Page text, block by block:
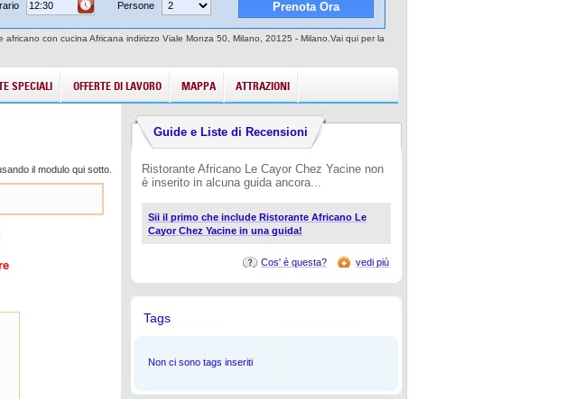
Persone
con cucina Africana indirizzo Viale Monza 50, Milano, 20125 - Milano.Vai qui per la
SPECIALI OFFERTE DI LAVORO MAPPA ATTRAZIONI
il modulo qui sotto.
Guide e Liste di Recensioni
Ristorante Africano Le Cayor Chez Yacine non
è inserito in alcuna guida ancora...
Sii il primo che include Ristorante Africano Le
Cayor Chez Yacine in una guida!
Cos' è questa? vedi più
Tags
Non ci sono tags inseriti